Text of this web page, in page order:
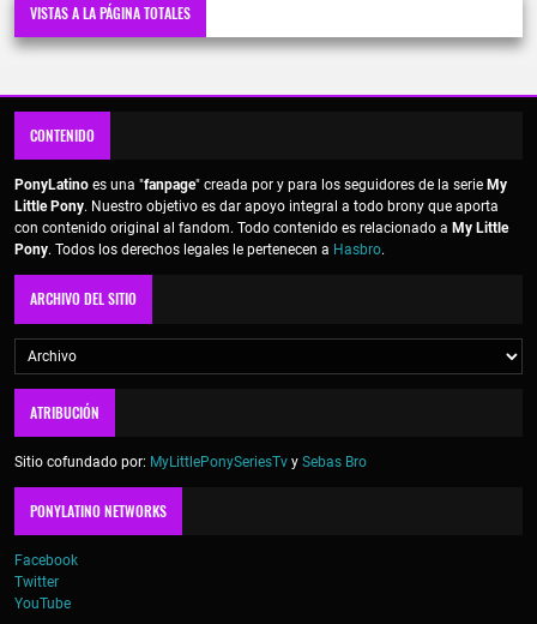
VISTAS A LA PÁGINA TOTALES
CONTENIDO
PonyLatino es una "fanpage" creada por y para los seguidores de la serie My
Little Pony. Nuestro objetivo es dar apoyo integral a todo brony que aporta
con contenido original al fandom. Todo contenido es relacionado a My Little
Pony. Todos los derechos legales le pertenecen a Hasbro.
ARCHIVO DEL SITIO
ATRIBUCIÓN
Sitio cofundado por: MyLittlePonySeriesTv y Sebas Bro
PONYLATINO NETWORKS
Facebook
Twitter
YouTube